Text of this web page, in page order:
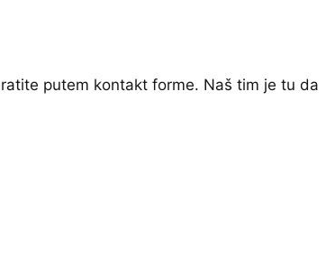
putem kontakt forme. Naš tim je tu da